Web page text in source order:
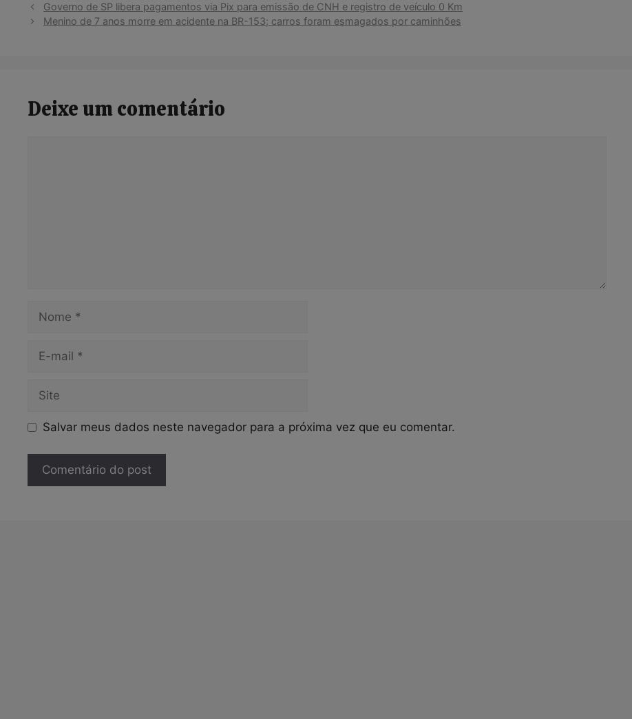
Governo de SP libera pagamentos via Pix para emissão de CNH e registro de veículo 0 Km
Menino de 7 anos morre em acidente na BR-153; carros foram esmagados por caminhões
Deixe um comentário
Nome
Site
Salvar meus dados neste navegador para a próxima vez que eu comentar.